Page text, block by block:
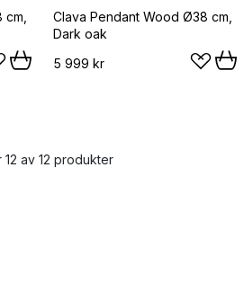
Clava Pendant Wood Ø38 cm,
Dark oak
5 999 kr
12 av 12 produkter